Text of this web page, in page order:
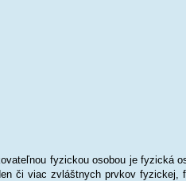
fyzickou osobou je fyzická
či viac zvláštnych prvkov